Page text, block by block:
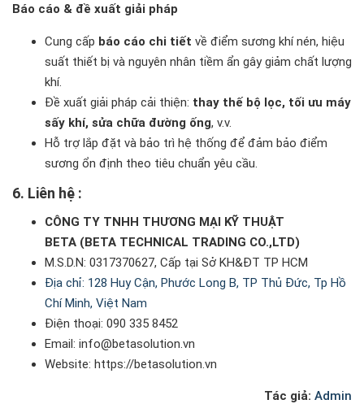
Báo cáo & đề xuất giải pháp
Cung cấp báo cáo chi tiết về điểm sương khí nén, hiệu
suất thiết bị và nguyên nhân tiềm ẩn gây giảm chất lượng
khí.
Đề xuất giải pháp cải thiện: thay thế bộ lọc, tối ưu máy
sấy khí, sửa chữa đường ống, v.v.
Hỗ trợ lắp đặt và bảo trì hệ thống để đảm bảo điểm
sương ổn định theo tiêu chuẩn yêu cầu.
6. Liên hệ :
CÔNG TY TNHH THƯƠNG MẠI KỸ THUẬT
BETA (BETA TECHNICAL TRADING CO.,LTD)
M.S.D.N: 0317370627, Cấp tại Sở KH&ĐT TP HCM
Địa chỉ: 128 Huy Cận, Phước Long B, TP Thủ Đức, Tp Hồ
Chí Minh, Việt Nam
Điện thoại: 090 335 8452
Email: info@betasolution.vn
Website: https://betasolution.vn
Tác giả: Admin